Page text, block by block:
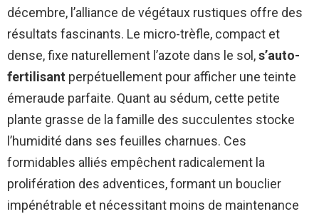
décembre, l’alliance de végétaux rustiques offre des
résultats fascinants. Le micro-trèfle, compact et
dense, fixe naturellement l’azote dans le sol,s’auto-
fertilisant perpétuellement pour afficher une teinte
émeraude parfaite. Quant au sédum, cette petite
plante grasse de la famille des succulentes stocke
l’humidité dans ses feuilles charnues. Ces
formidables alliés empêchent radicalement la
prolifération des adventices, formant un bouclier
impénétrable et nécessitant moins de maintenance